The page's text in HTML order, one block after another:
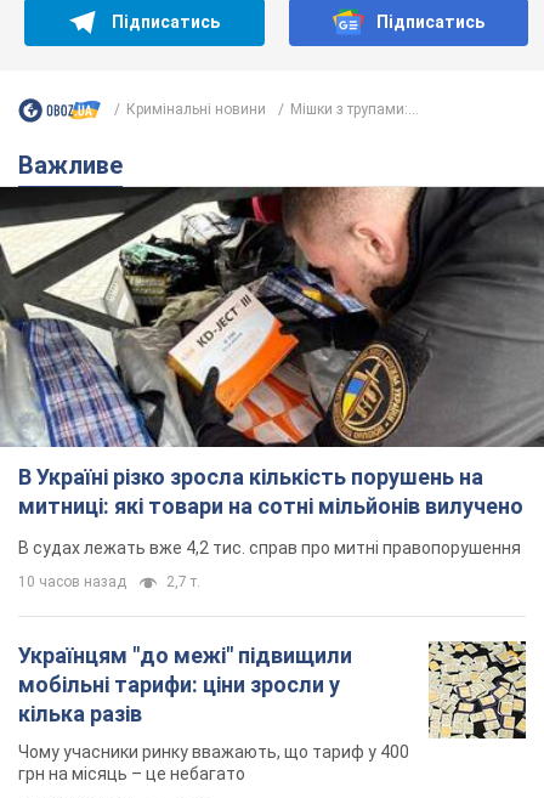
Підписатись Підписатись
Кримінальні новини Мішки з трупами:...
Важливе
В Україні різко зросла кількість порушень на
митниці: які товари на сотні мільйонів вилучено
В судах лежать вже 4,2 тис. справ про митні правопорушення
10 часов назад 2,7 т.
Українцям "до межі" підвищили
мобільні тарифи: ціни зросли у
кілька разів
Чому учасники ринку вважають, що тариф у 400
грн на місяць – це небагато